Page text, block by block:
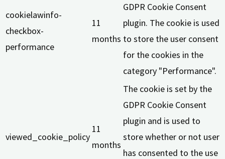
cookielawinfo-
checkbox-
performance
11
months
GDPR Cookie Consent
plugin. The cookie is used
to store the user consent
for the cookies in the
category "Performance".
viewed_cookie_policy
11
months
The cookie is set by the
GDPR Cookie Consent
plugin and is used to
store whether or not user
has consented to the use